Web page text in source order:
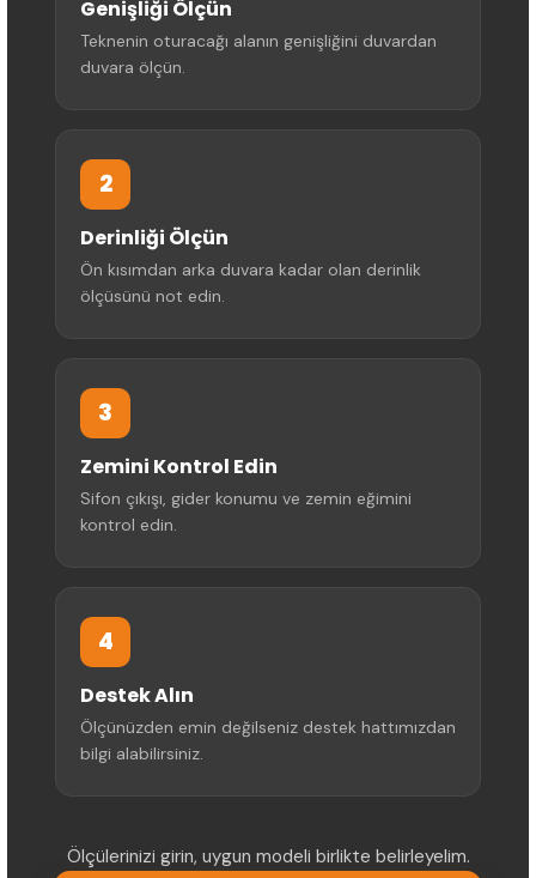
Genişliği Ölçün
Teknenin oturacağı alanın genişliğini duvardan
duvara ölçün.
2
Derinliği Ölçün
Ön kısımdan arka duvara kadar olan derinlik
ölçüsünü not edin.
3
Zemini Kontrol Edin
Sifon çıkışı, gider konumu ve zemin eğimini
kontrol edin.
4
Destek Alın
Ölçünüzden emin değilseniz destek hattımızdan
bilgi alabilirsiniz.
Ölçülerinizi girin, uygun modeli birlikte belirleyelim.